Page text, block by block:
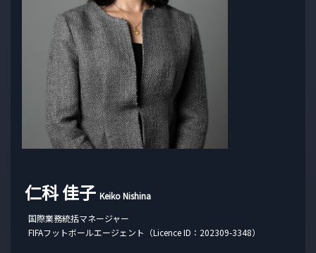
仁科 佳子 Keiko Nishina
国際業務統括マネージャー
FIFAフットボールエージェント（Licence ID：202309-3348）